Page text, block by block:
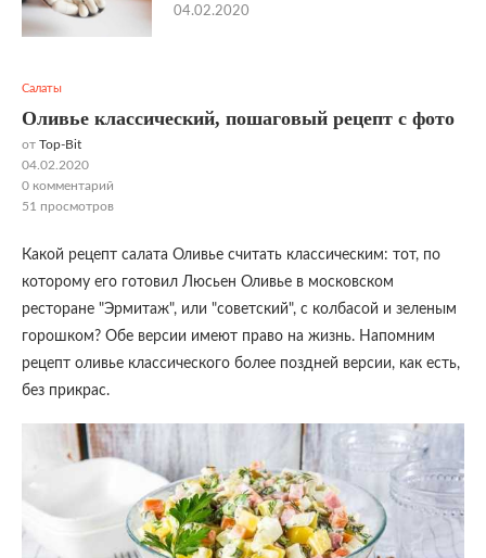
Салаты
Оливье классический, пошаговый рецепт с фото
от Top-Bit
04.02.2020
0 комментарий
51 просмотров
Какой рецепт салата Оливье считать классическим: тот, по
которому его готовил Люсьен Оливье в московском
ресторане "Эрмитаж", или "советский", с колбасой и зеленым
горошком? Обе версии имеют право на жизнь. Напомним
рецепт оливье классического более поздней версии, как есть,
без прикрас.
04.02.2020